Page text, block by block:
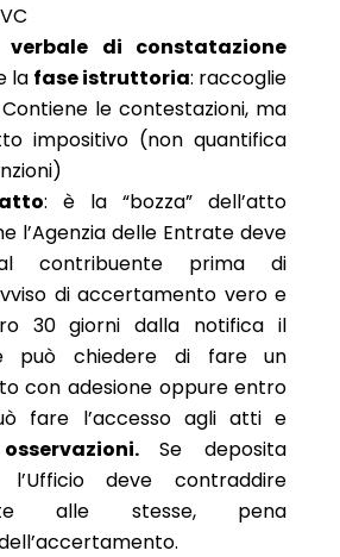
verbale di constatazione
la fase istruttoria: raccoglie
le contestazioni, ma
impositivo (non quantifica
: è la “bozza” dell’atto
l’Agenzia delle Entrate deve
contribuente prima di
di accertamento vero e
30 giorni dalla notifica il
può chiedere di fare un
con adesione oppure entro
fare l’accesso agli atti e
osservazioni.Se deposita
l’Ufficio deve contraddire
alle stesse, pena